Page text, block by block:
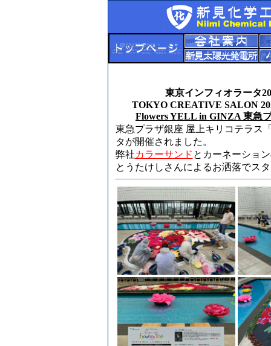
東京インフィオラータ
TOKYO CREATIVE SALON
Flowers YELL in GINZA 東急
東急プラザ銀座 屋上キリコテラス
タが開催されました。
弊社カラーサンド とカーネーショ
とうたけしさんによるお洒落でス